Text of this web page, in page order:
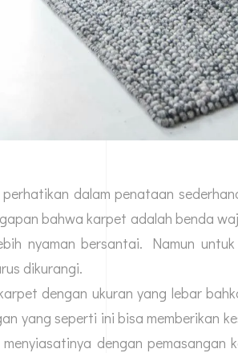
dalam penataan
bahwa karpet adalah benda
nyaman bersantai. Namun
dikurangi.
dengan ukuran yang lebar
yang seperti ini bisa memberikan
dengan pemasangan